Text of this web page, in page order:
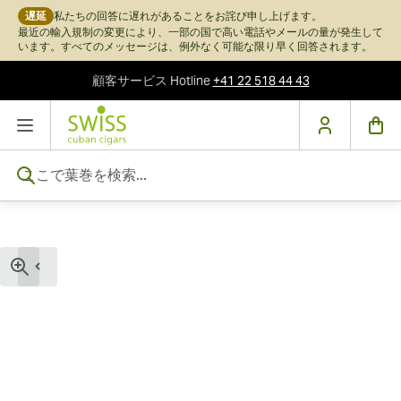
遅延 私たちの回答に遅れがあることをお詫び申し上げます。
最近の輸入規制の変更により、一部の国で高い電話やメールの量が発生して
います。すべてのメッセージは、例外なく可能な限り早く回答されます。
顧客サービス Hotline+41 22 518 44 43
コンテンツにスキップ